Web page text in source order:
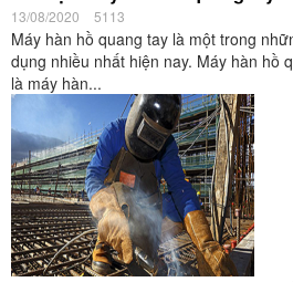
13/08/2020 5113
Máy hàn hồ quang tay là một trong
dụng nhiều nhất hiện nay. Máy hàn hồ
là máy hàn...